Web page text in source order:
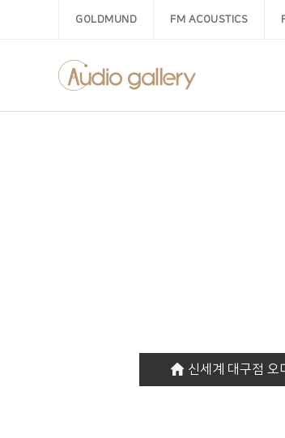
GOLDMUND FM ACOUSTICS
신세계 대구점 오